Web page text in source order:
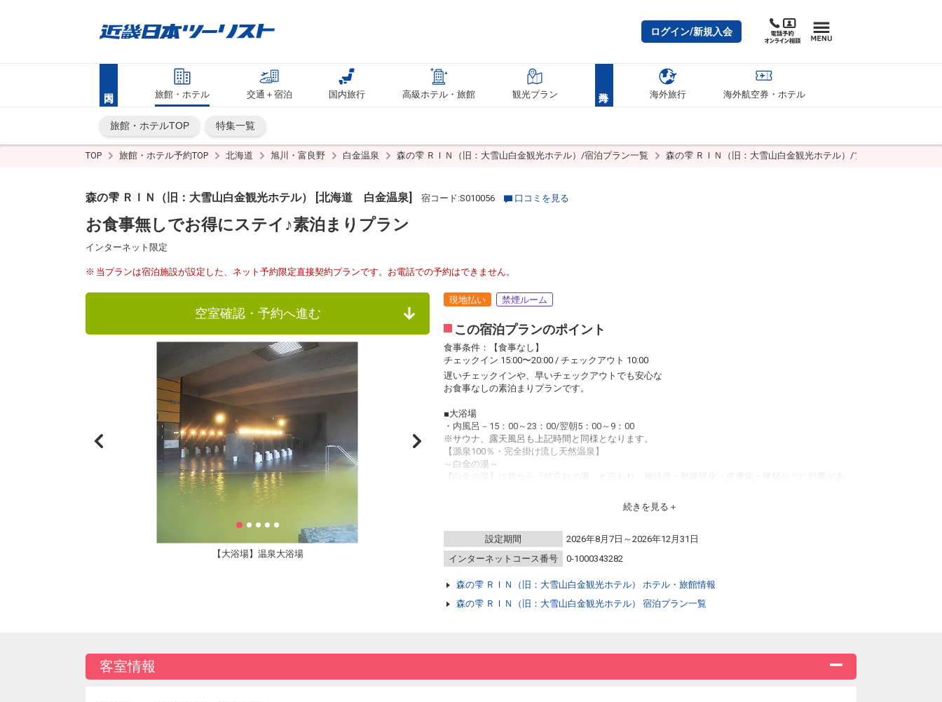
ログイン/新規入会
旅館・ホテル 交通＋宿泊 国内旅行 高級ホテル・旅館 観光プラン 海外旅行 海外航空券・ホテル
旅館・ホテルTOP 特集一覧
TOP 旅館・ホテル予約TOP 北海道 旭川・富良野 白金温泉 森の雫 ＲＩＮ（旧：大雪山白金観光ホテル）/宿泊プラン一覧 森の雫 ＲＩＮ（旧：大雪山白金観光ホテル）/プラン詳細・空室確
森の雫 ＲＩＮ（旧：大雪山白金観光ホテル） [北海道 白金温泉] 宿コード:S010056 口コミを見る
お食事無しでお得にステイ♪素泊まりプラン
インターネット限定
当プランは宿泊施設が設定した、ネット予約限定直接契約プランです。お電話での予約はできません。
空室確認・予約へ進む
【大浴場】温泉大浴場
現地払い 禁煙ルーム
この宿泊プランのポイント
食事条件：【食事なし】
チェックイン 15:00〜20:00 / チェックアウト 10:00
遅いチェックインや、早いチェックアウトでも安心な
お食事なしの素泊まりプランです。
■大浴場
・内風呂－15：00～23：00/翌朝5：00～9：00
※サウナ、露天風呂も上記時間と同様となります。
【源泉100％・完全掛け流し天然温泉】
～白金の湯～
【白金の湯】は昔から『杖忘れの湯』と言われ、神経痛・動脈硬化・皮膚病・便秘などに効果があ
また、天然の保湿美肌成分「メタけい酸」の含有量が180mg以上で美肌をサポートする温泉です。
野趣あふれる露天風呂は、まさに森の中にいるような感覚。木々の香りや鳥のさえずりにひたりなが
続きを見る
設定期間
2026年8月7日～2026年12月31日
インターネットコース番号
0-1000343282
森の雫 ＲＩＮ（旧：大雪山白金観光ホテル） ホテル・旅館情報
森の雫 ＲＩＮ（旧：大雪山白金観光ホテル） 宿泊プラン一覧
客室情報